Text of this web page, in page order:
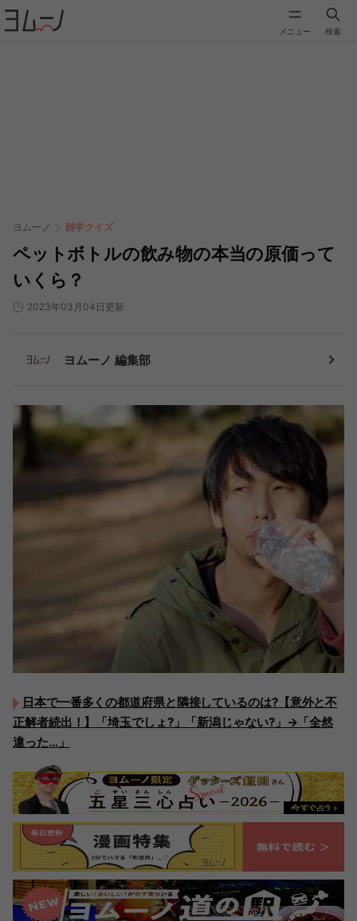
メニュー 検索
ヨムーノ 雑学クイズ
ペットボトルの飲み物の本当の原価って
いくら？
2023年03月04日更新
ヨムーノ 編集部
日本で一番多くの都道府県と隣接しているのは?【意外と不
正解者続出！】「埼玉でしょ?」「新潟じゃない?」→「全然
違った…」